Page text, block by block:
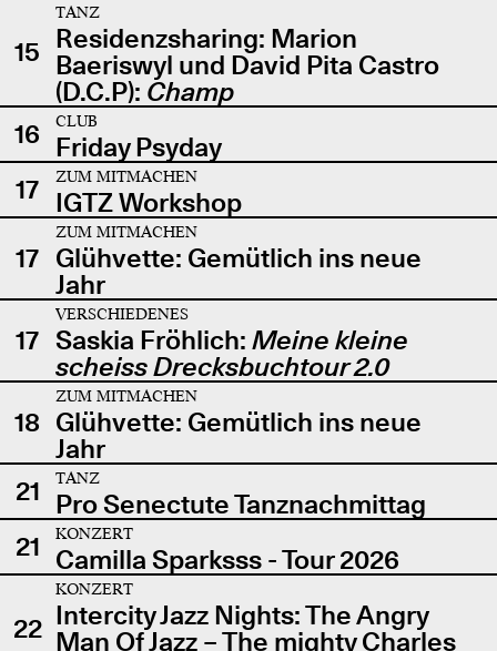
15
TANZ
Residenzsharing: Marion
Baeriswyl und David Pita Castro
(D.C.P): Champ
16
CLUB
Friday Psyday
17
ZUM MITMACHEN
IGTZ Workshop
17
ZUM MITMACHEN
Glühvette: Gemütlich ins neue
Jahr
17
VERSCHIEDENES
Saskia Fröhlich: Meine kleine
scheiss Drecksbuchtour 2.0
18
ZUM MITMACHEN
Glühvette: Gemütlich ins neue
Jahr
21
TANZ
Pro Senectute Tanznachmittag
21
KONZERT
Camilla Sparksss - Tour 2026
22
KONZERT
Intercity Jazz Nights: The Angry
Man Of Jazz – The mighty Charles